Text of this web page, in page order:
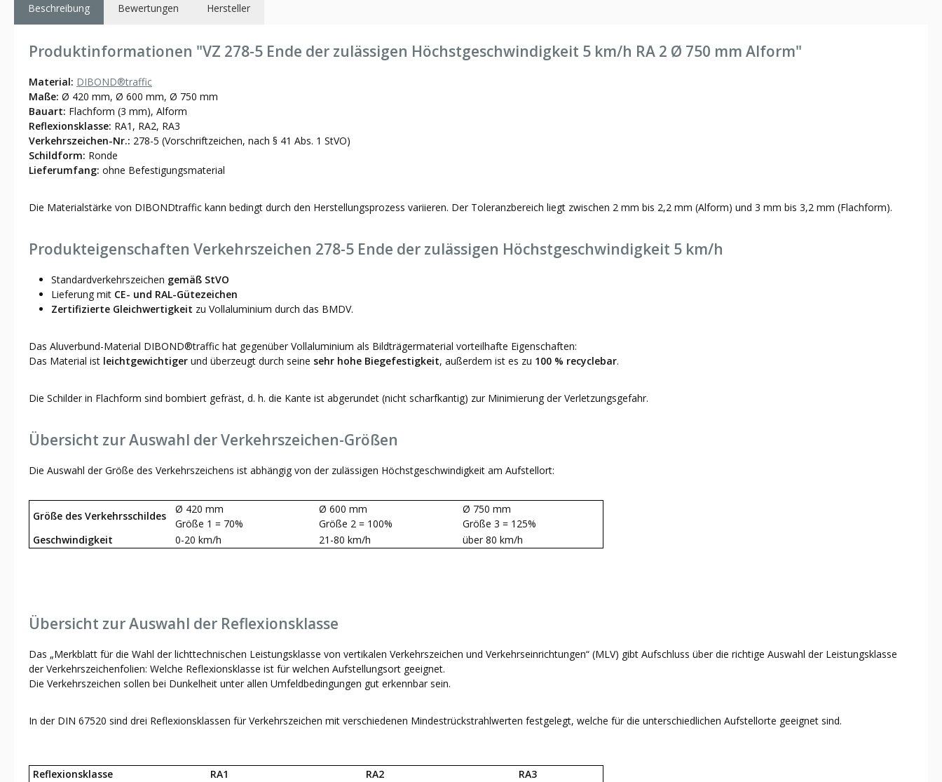
Beschreibung Bewertungen Hersteller
Produktinformationen "VZ 278-5 Ende der zulässigen Höchstgeschwindigkeit 5 km/h RA 2 Ø 750 mm Alform"
Material: DIBOND®traffic
Maße: Ø 420 mm, Ø 600 mm, Ø 750 mm
Bauart: Flachform (3 mm), Alform
Reflexionsklasse: RA1, RA2, RA3
Verkehrszeichen-Nr.: 278-5 (Vorschriftzeichen, nach § 41 Abs. 1 StVO)
Schildform: Ronde
Lieferumfang: ohne Befestigungsmaterial
Die Materialstärke von DIBONDtraffic kann bedingt durch den Herstellungsprozess variieren. Der Toleranzbereich liegt zwischen 2 mm bis 2,2 mm (Alform) und 3 mm bis 3,2 mm (Flachform).
Produkteigenschaften Verkehrszeichen 278-5 Ende der zulässigen Höchstgeschwindigkeit 5 km/h
Standardverkehrszeichen gemäß StVO
Lieferung mit CE- und RAL-Gütezeichen
Zertifizierte Gleichwertigkeit zu Vollaluminium durch das BMDV.
Das Aluverbund-Material DIBOND®traffic hat gegenüber Vollaluminium als Bildträgermaterial vorteilhafte Eigenschaften:
Das Material ist leichtgewichtiger und überzeugt durch seine sehr hohe Biegefestigkeit, außerdem ist es zu 100 % recyclebar.
Die Schilder in Flachform sind bombiert gefräst, d. h. die Kante ist abgerundet (nicht scharfkantig) zur Minimierung der Verletzungsgefahr.
Übersicht zur Auswahl der Verkehrszeichen-Größen
Die Auswahl der Größe des Verkehrszeichens ist abhängig von der zulässigen Höchstgeschwindigkeit am Aufstellort:
Größe des Verkehrsschildes
Ø 420 mm
Größe 1 = 70%
Ø 600 mm
Größe 2 = 100%
Ø 750 mm
Größe 3 = 125%
Geschwindigkeit
0-20 km/h 21-80 km/h über 80 km/h
Übersicht zur Auswahl der Reflexionsklasse
Das „Merkblatt für die Wahl der lichttechnischen Leistungsklasse von vertikalen Verkehrszeichen und Verkehrseinrichtungen“ (MLV) gibt Aufschluss über die richtige Auswahl der Leistungsklasse
der Verkehrszeichenfolien: Welche Reflexionsklasse ist für welchen Aufstellungsort geeignet.
Die Verkehrszeichen sollen bei Dunkelheit unter allen Umfeldbedingungen gut erkennbar sein.
In der DIN 67520 sind drei Reflexionsklassen für Verkehrszeichen mit verschiedenen Mindestrückstrahlwerten festgelegt, welche für die unterschiedlichen Aufstellorte geeignet sind.
Reflexionsklasse RA1 RA2
RA3